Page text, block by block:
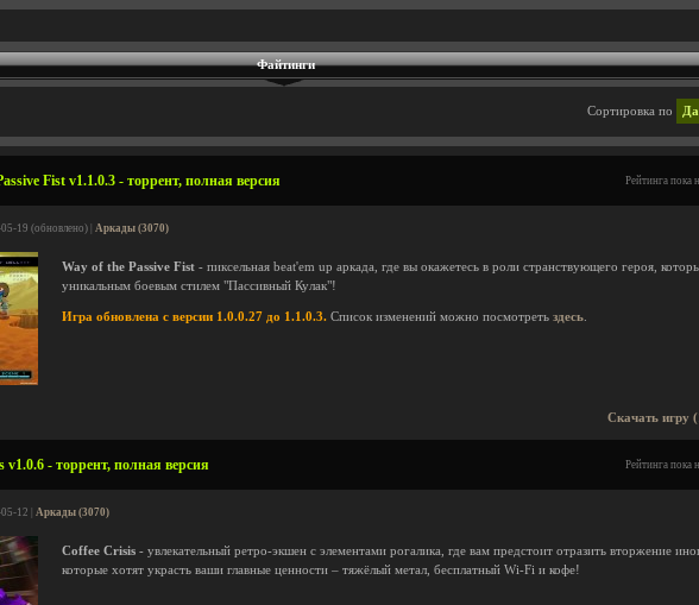
Файтинги
Сортировка по
Fist v1.1.0.3 - торрент, полная версия Рейтинга пока
05-19 (обновлено) | Аркады (3070)
Way of the Passive Fist - пиксельная beat'em up аркада, где вы окажетесь в роли странствующего героя,
уникальным боевым стилем "Пассивный Кулак"!
Игра обновлена с версии 1.0.0.27 до 1.1.0.3. Список изменений можно посмотреть здесь
Скачать игру
- торрент, полная версия Рейтинга пока
12 | Аркады (3070)
Coffee Crisis - увлекательный ретро-экшен с элементами рогалика, где вам предстоит отразить вторжение
которые хотят украсть ваши главные ценности – тяжёлый метал, бесплатный Wi-Fi и кофе!